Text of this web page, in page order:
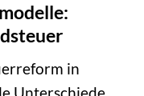
in
Unterschiede